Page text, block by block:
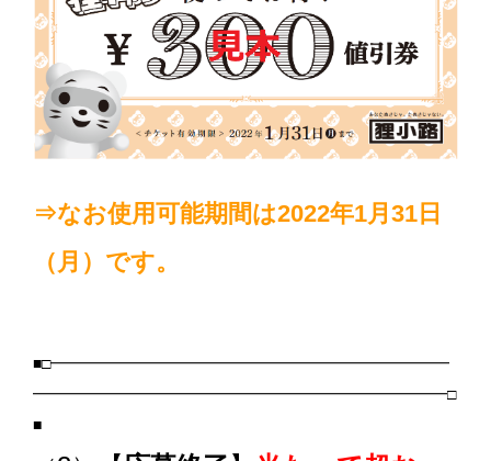
⇒なお使用可能期間は2022年1月31日
（月）です。
■□━━━━━━━━━━━━━━━━━━━━━━━━━━
━━━━━━━━━━━━━━━━━━━━━━━━━━━□
■